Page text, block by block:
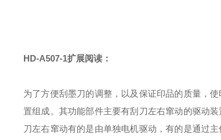
HD-A507-1扩展阅读：
为了方便刮墨刀的调整，以及保证印品的质量，
置组成。其功能部件主要有刮刀左右窜动的驱动
刀左右窜动有的是由单独电机驱动，有的是通过